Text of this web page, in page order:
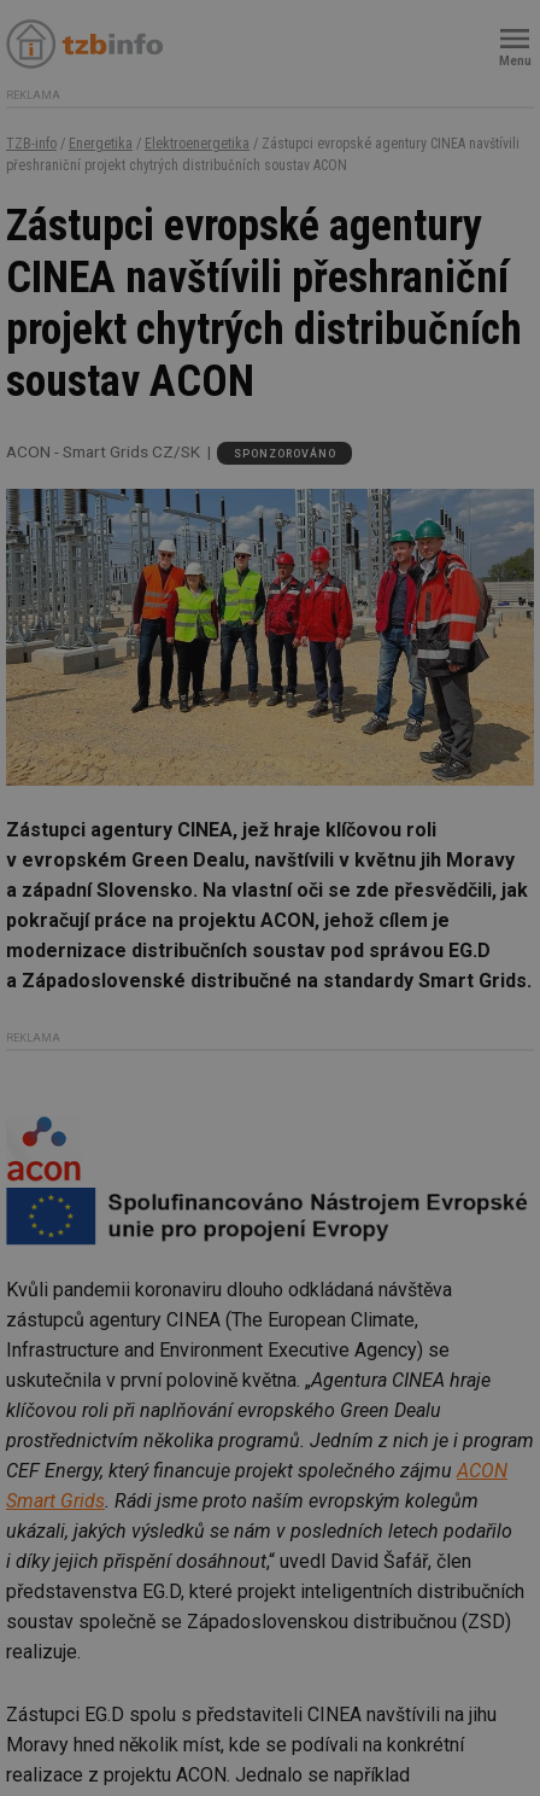
Menu
REKLAMA
TZB-info / Energetika / Elektroenergetika / Zástupci evropské agentury CINEA navštívili
přeshraniční projekt chytrých distribučních soustav ACON
Zástupci evropské agentury
CINEA navštívili přeshraniční
projekt chytrých distribučních
soustav ACON
ACON - Smart Grids CZ/SK SPONZOROVÁNO
Zástupci agentury CINEA, jež hraje klíčovou roli
v evropském Green Dealu, navštívili v květnu jih Moravy
a západní Slovensko. Na vlastní oči se zde přesvědčili, jak
pokračují práce na projektu ACON, jehož cílem je
modernizace distribučních soustav pod správou EG.D
a Západoslovenské distribučné na standardy Smart Grids.
REKLAMA
Kvůli pandemii koronaviru dlouho odkládaná návštěva
zástupců agentury CINEA (The European Climate,
Infrastructure and Environment Executive Agency) se
uskutečnila v první polovině května. „Agentura CINEA hraje
klíčovou roli při naplňování evropského Green Dealu
prostřednictvím několika programů. Jedním z nich je i program
CEF Energy, který financuje projekt společného zájmuACON
Smart Grids. Rádi jsme proto naším evropským kolegům
ukázali, jakých výsledků se nám v posledních letech podařilo
i díky jejich přispění dosáhnout,“ uvedl David Šafář, člen
představenstva EG.D, které projekt inteligentních distribučních
soustav společně se Západoslovenskou distribučnou (ZSD)
realizuje.
Zástupci EG.D spolu s představiteli CINEA navštívili na jihu
Moravy hned několik míst, kde se podívali na konkrétní
realizace z projektu ACON. Jednalo se například